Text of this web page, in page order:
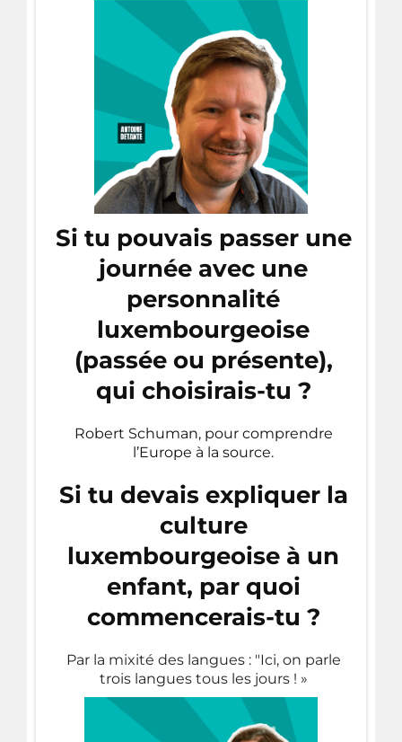
Si tu pouvais passer une
journée avec une
personnalité
luxembourgeoise
(passée ou présente),
qui choisirais-tu ?
Robert Schuman, pour comprendre
l’Europe à la source.
Si tu devais expliquer la
culture
luxembourgeoise à un
enfant, par quoi
commencerais-tu ?
Par la mixité des langues : "Ici, on parle
trois langues tous les jours ! »